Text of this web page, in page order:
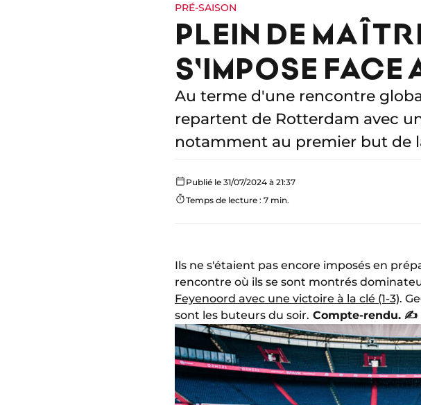
PRÉ-SAISON
PLEIN DE
S'IMPOSE FACE
Au terme d'une rencontre
repartent de Rotterdam avec
notamment au premier but de
Publié le 31/07/2024 à 21:37
Temps de lecture : 7 min.
Ils ne s'étaient pas encore imposés en
rencontre où ils se sont montrés
Feyenoord avec une victoire à la clé (1-3).
sont les buteurs du soir. Compte-rendu. ✍️